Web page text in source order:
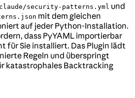
security-patterns.yml und
mit dem gleichen
auf jeder Python-Installation.
dass PyYAML importierbar
für Sie installiert. Das Plugin lädt
Regeln und überspringt
katastrophales Backtracking